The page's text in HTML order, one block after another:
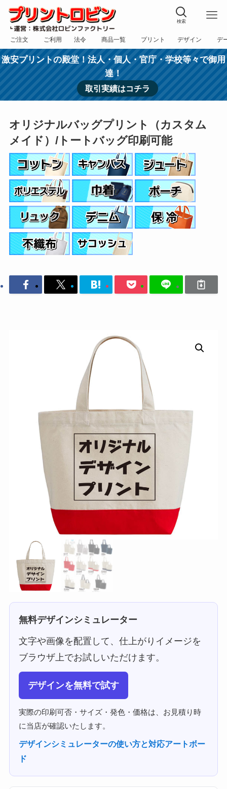
検索
ご注文
フォーム
ご利用
規約
法令
表記
商品一覧
カテゴリー
プリント
方法
デザイン
依頼
デ
入
激安プリントの殿堂！法人・個人・官庁・学校等々で御用
達！
取引実績はコチラ
オリジナルバッグプリント（カスタム
メイド）/トートバッグ印刷可能
無料デザインシミュレーター
文字や画像を配置して、仕上がりイメージを
ブラウザ上でお試しいただけます。
デザインを無料で試す
実際の印刷可否・サイズ・発色・価格は、お見積り時
に当店が確認いたします。
デザインシミュレーターの使い方と対応アートボー
ド